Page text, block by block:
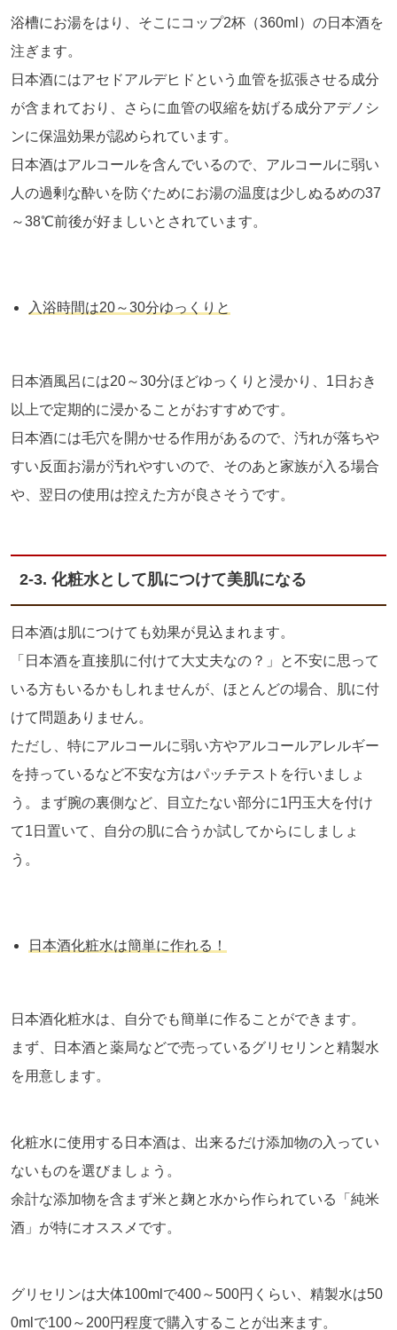
浴槽にお湯をはり、そこにコップ2杯（360ml ）の日本酒を
注ぎます。
日本酒にはアセドアルデヒドという血管を拡張させる成分
が含まれており、さらに血管の収縮を妨げる成分アデノシ
ンに保温効果が認められています。
日本酒はアルコールを含んでいるので、アルコールに弱い
人の過剰な酔いを防ぐためにお湯の温度は少しぬるめの37
～38℃前後が好ましいとされています。
入浴時間は20～30分ゆっくりと
日本酒風呂には20～30分ほどゆっくりと浸かり、 1 日おき
以上で定期的に浸かることがおすすめです。
日本酒には毛穴を開かせる作用があるので、汚れが落ちや
すい反面お湯が汚れやすいので、そのあと家族が入る場合
や、翌日の使用は控えた方が良さそうです。
2-3. 化粧水として肌につけて美肌になる
日本酒は肌につけても効果が見込まれます。
「日本酒を直接肌に付けて大丈夫なの？」と不安に思って
いる方もいるかもしれませんが、ほとんどの場合、肌に付
けて問題ありません。
ただし、特にアルコールに弱い方やアルコールアレルギー
を持っているなど不安な方はパッチテストを行いましょ
う。まず腕の裏側など、目立たない部分に1円玉大を付け
て1日置いて、自分の肌に合うか試してからにしましょ
う。
日本酒化粧水は簡単に作れる！
日本酒化粧水は、自分でも簡単に作ることができます。
まず、日本酒と薬局などで売っているグリセリンと精製水
を用意します。
化粧水に使用する日本酒は、出来るだけ添加物の入ってい
ないものを選びましょう。
余計な添加物を含まず米と麹と水から作られている「純米
酒」が特にオススメです。
グリセリンは大体100ml で400～500円くらい、精製水は50
0ml で100～ 200円程度で購入することが出来ます。